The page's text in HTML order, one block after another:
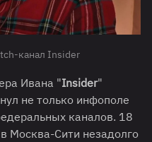
канал Insider
Ивана "Insider"
не только инфополе
каналов. 18
Москва-Сити незадолго